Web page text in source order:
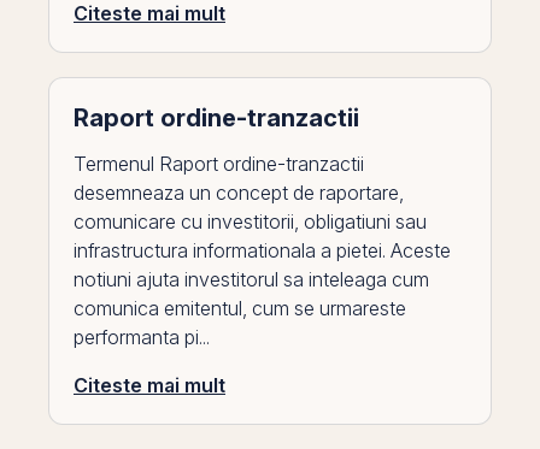
Citeste mai mult
Raport ordine-tranzactii
Termenul Raport ordine-tranzactii
desemneaza un concept de raportare,
comunicare cu investitorii, obligatiuni sau
infrastructura informationala a pietei. Aceste
notiuni ajuta investitorul sa inteleaga cum
comunica emitentul, cum se urmareste
performanta pi...
Citeste mai mult